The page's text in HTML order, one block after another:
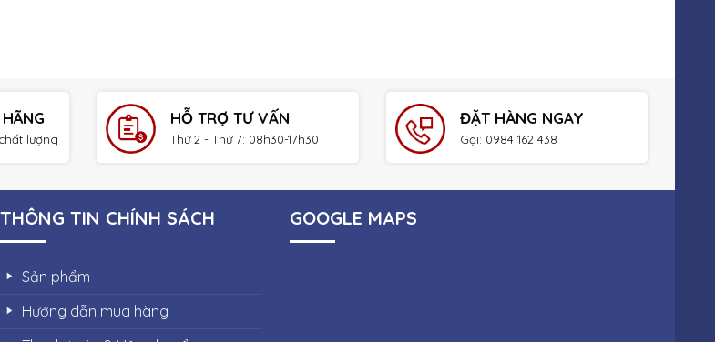
lượng
HỖ TRỢ TƯ VẤN
Thứ 2 - Thứ 7: 08h30-17h30
ĐẶT HÀNG NGAY
Gọi: 0984 162 438
THÔNG TIN CHÍNH SÁCH
Sản phẩm
Hướng dẫn mua hàng
GOOGLE MAPS